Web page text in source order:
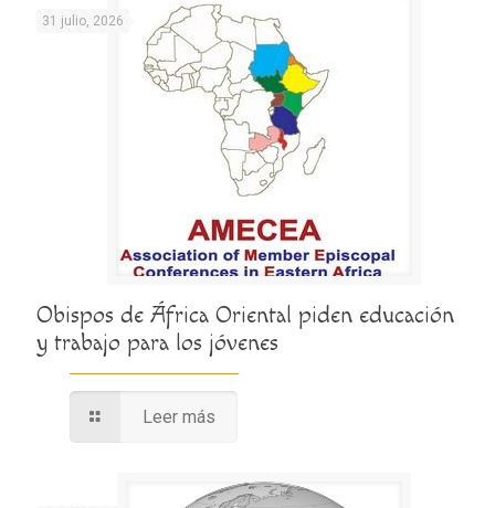
31 julio, 2026
Obispos de África Oriental piden educación
y trabajo para los jóvenes
Leer más